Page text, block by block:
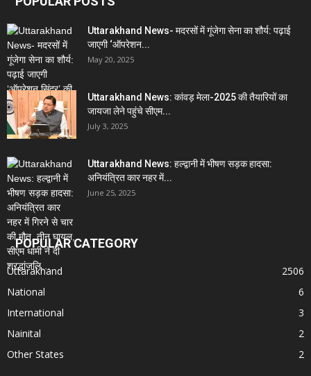
Uttarakhand News- मदरसों में गूंजेगा सेना का शौर्य: पढ़ाई
जाएगी ‘ऑपरेशन...
May 20, 2025
Uttarakhand News: कांवड़ मेला-2025 की तैयारियों का
जायजा लेने पहुंचे सीएम...
July 3, 2025
Uttarakhand News: हल्द्वानी में भीषण सड़क हादसा:
अनियंत्रित कार नहर में...
June 25, 2025
POPULAR CATEGORY
Uttarakhand
2506
National
6
International
3
Nainital
2
Other States
2